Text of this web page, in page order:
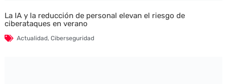
La IA y la reducción de personal elevan el riesgo de
ciberataques en verano
Actualidad, Ciberseguridad